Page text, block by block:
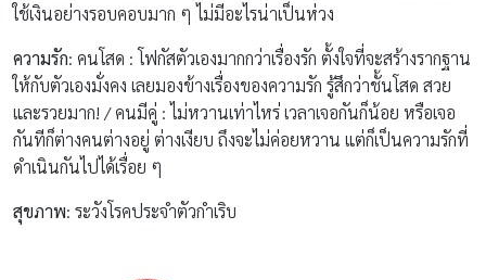
ใช้เงินอย่างรอบคอบมาก ๆ ไม่มีอะไรน่าเป็นห่วง
ความรัก: คนโสด : โฟกัสตัวเองมากกว่าเรื่องรัก ตั้งใจที่จะสร้างรากฐาน
ให้กับตัวเองมั่งคง เลยมองข้างเรื่องของความรัก รู้สึกว่าชั้นโสด สวย
และรวยมาก! / คนมีคู่ : ไม่หวานเท่าไหร่ เวลาเจอกันก็น้อย หรือเจอ
กันทีก็ต่างคนต่างอยู่ ต่างเงียบ ถึงจะไม่ค่อยหวาน แต่ก็เป็นความรักที่
ดำเนินกันไปได้เรื่อย ๆ
สุขภาพ: ระวังโรคประจำตัวกำเริบ